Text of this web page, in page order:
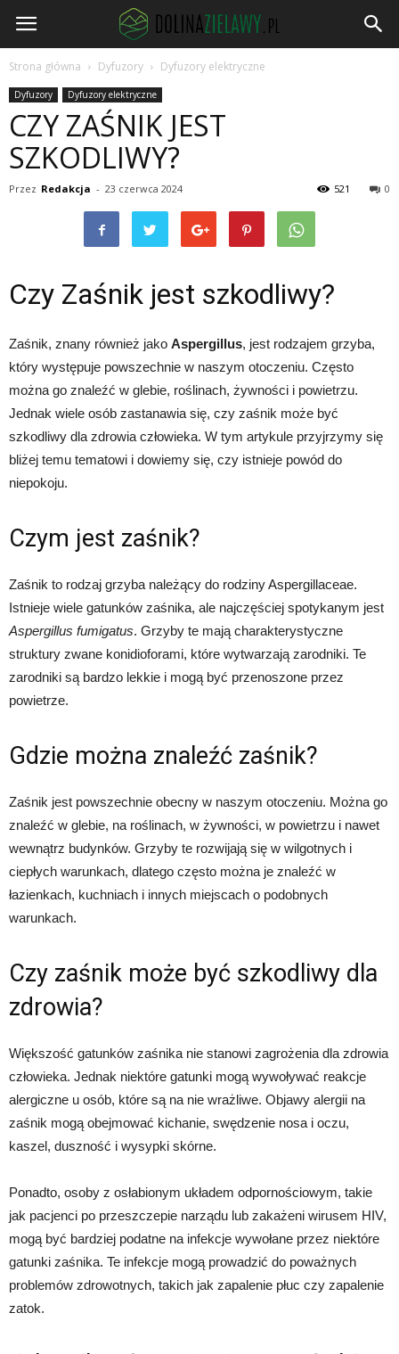
DolinaZielawy.pl
Strona główna Dyfuzory Dyfuzory elektryczne
Dyfuzory Dyfuzory elektryczne
CZY ZAŚNIK JEST
SZKODLIWY?
Przez Redakcja - 23 czerwca 2024 0
521
Czy Zaśnik jest szkodliwy?
Zaśnik, znany również jako Aspergillus, jest rodzajem grzyba,
który występuje powszechnie w naszym otoczeniu. Często
można go znaleźć w glebie, roślinach, żywności i powietrzu.
Jednak wiele osób zastanawia się, czy zaśnik może być
szkodliwy dla zdrowia człowieka. W tym artykule przyjrzymy się
bliżej temu tematowi i dowiemy się, czy istnieje powód do
niepokoju.
Czym jest zaśnik?
Zaśnik to rodzaj grzyba należący do rodziny Aspergillaceae.
Istnieje wiele gatunków zaśnika, ale najczęściej spotykanym jest
Aspergillus fumigatus. Grzyby te mają charakterystyczne
struktury zwane konidioforami, które wytwarzają zarodniki. Te
zarodniki są bardzo lekkie i mogą być przenoszone przez
powietrze.
Gdzie można znaleźć zaśnik?
Zaśnik jest powszechnie obecny w naszym otoczeniu. Można go
znaleźć w glebie, na roślinach, w żywności, w powietrzu i nawet
wewnątrz budynków. Grzyby te rozwijają się w wilgotnych i
ciepłych warunkach, dlatego często można je znaleźć w
łazienkach, kuchniach i innych miejscach o podobnych
warunkach.
Czy zaśnik może być szkodliwy dla
zdrowia?
Większość gatunków zaśnika nie stanowi zagrożenia dla zdrowia
człowieka. Jednak niektóre gatunki mogą wywoływać reakcje
alergiczne u osób, które są na nie wrażliwe. Objawy alergii na
zaśnik mogą obejmować kichanie, swędzenie nosa i oczu,
kaszel, duszność i wysypki skórne.
Ponadto, osoby z osłabionym układem odpornościowym, takie
jak pacjenci po przeszczepie narządu lub zakażeni wirusem HIV,
mogą być bardziej podatne na infekcje wywołane przez niektóre
gatunki zaśnika. Te infekcje mogą prowadzić do poważnych
problemów zdrowotnych, takich jak zapalenie płuc czy zapalenie
zatok.